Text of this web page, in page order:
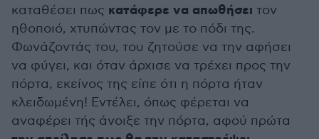
καταθέσει πως κατάφερε να απωθήσει τον
ηθοποιό, χτυπώντας τον με το πόδι της.
Φωνάζοντάς του, του ζητούσε να την αφήσει
να φύγει, και όταν άρχισε να τρέχει προς την
πόρτα, εκείνος της είπε ότι η πόρτα ήταν
κλειδωμένη! Εντέλει, όπως φέρεται να
αναφέρει τής άνοιξε την πόρτα, αφού πρώτα